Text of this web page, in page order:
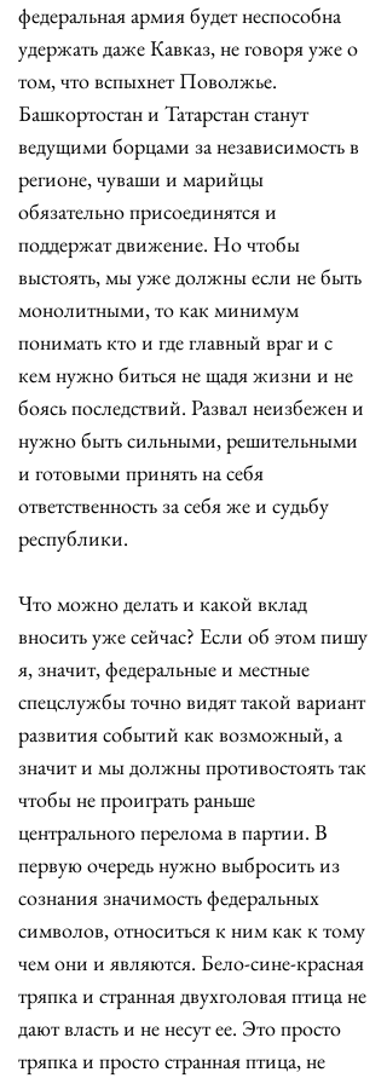
федеральная армия будет неспособна
удержать даже Кавказ, не говоря уже о
том, что вспыхнет Поволжье.
Башкортостан и Татарстан станут
ведущими борцами за независимость в
регионе, чуваши и марийцы
обязательно присоединятся и
поддержат движение. Но чтобы
выстоять, мы уже должны если не быть
монолитными, то как минимум
понимать кто и где главный враг и с
кем нужно биться не щадя жизни и не
боясь последствий. Развал неизбежен и
нужно быть сильными, решительными
и готовыми принять на себя
ответственность за себя же и судьбу
республики.
Что можно делать и какой вклад
вносить уже сейчас? Если об этом пишу
я, значит, федеральные и местные
спецслужбы точно видят такой вариант
развития событий как возможный, а
значит и мы должны противостоять так
чтобы не проиграть раньше
центрального перелома в партии. В
первую очередь нужно выбросить из
сознания значимость федеральных
символов, относиться к ним как к тому
чем они и являются. Бело-сине-красная
тряпка и странная двухголовая птица не
дают власть и не несут ее. Это просто
тряпка и просто странная птица, не